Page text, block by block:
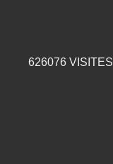
626076 VISITES